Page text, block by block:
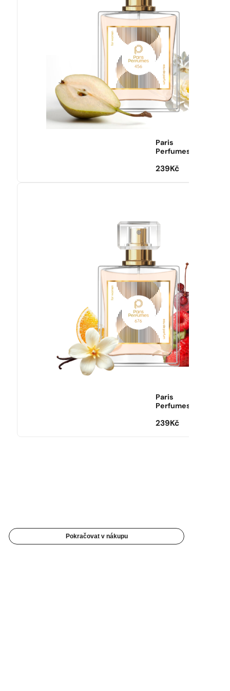
Paris
Perfumes
239 Kč
Paris
Perfumes
239 Kč
Pokračovat v nákupu